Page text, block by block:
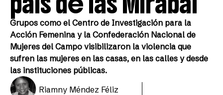
Grupos como el Centro de Investigación para la
Acción Femenina y la Confederación Nacional de
Mujeres del Campo visibilizaron la violencia que
sufren las mujeres en las casas, en las calles y desde
las instituciones públicas.
Riamny Méndez Féliz